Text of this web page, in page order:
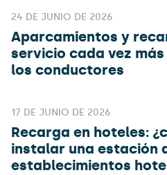
24 DE JUNIO DE 2026
Aparcamientos y
servicio cada vez
los conductores
17 DE JUNIO DE 2026
Recarga en hoteles:
instalar una estación
establecimientos